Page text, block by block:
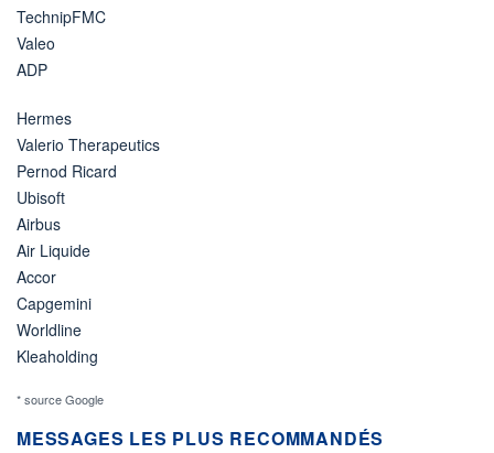
TechnipFMC
Valeo
ADP
Hermes
Valerio Therapeutics
Pernod Ricard
Ubisoft
Airbus
Air Liquide
Accor
Capgemini
Worldline
Kleaholding
* source Google
MESSAGES LES PLUS RECOMMANDÉS